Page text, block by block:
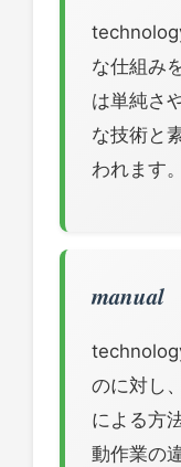
な仕組み
は単純さ
な技術と
われます。
manual
のに対し
による方
動作業の